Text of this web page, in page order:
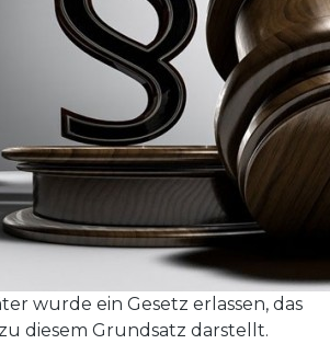
wurde ein Gesetz erlassen, das
diesem Grundsatz darstellt.